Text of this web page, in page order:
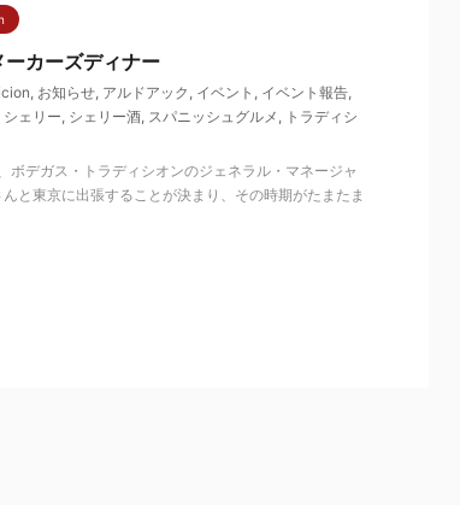
カーズディナー
, お知らせ, アルドアック , イベント , イベント報告,
シェリー, シェリー酒, スパニッシュグルメ , トラディシ
ボデガス・トラディシオンのジェネラル・マネージャ
と東京に出張することが決まり、その時期がたまたま